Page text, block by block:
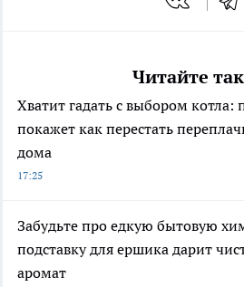
Читайте
Хватит гадать с выбором котла:
покажет как перестать
дома
17:25
Забудьте про едкую бытовую
подставку для ершика дарит
аромат